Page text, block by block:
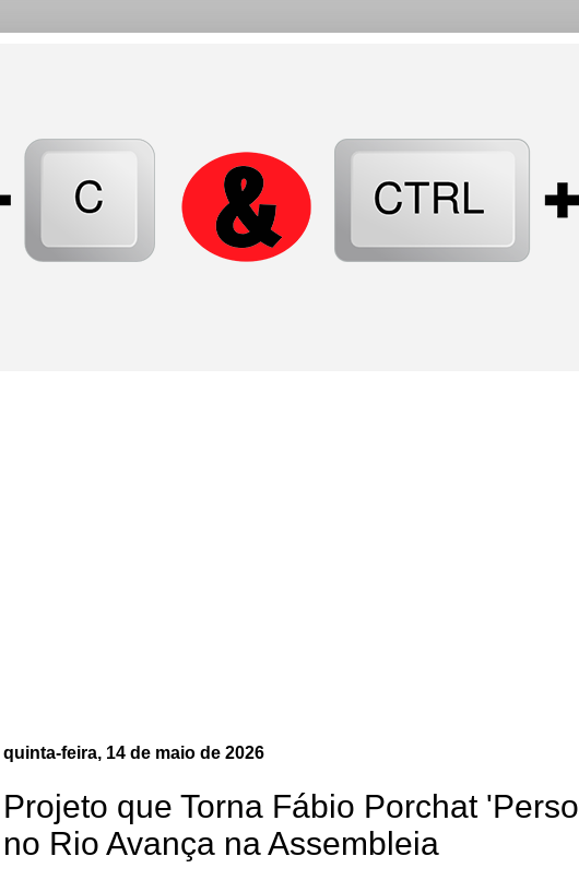
quinta-feira, 14 de maio de 2026
Projeto que Torna Fábio Porchat
no Rio Avança na Assembleia